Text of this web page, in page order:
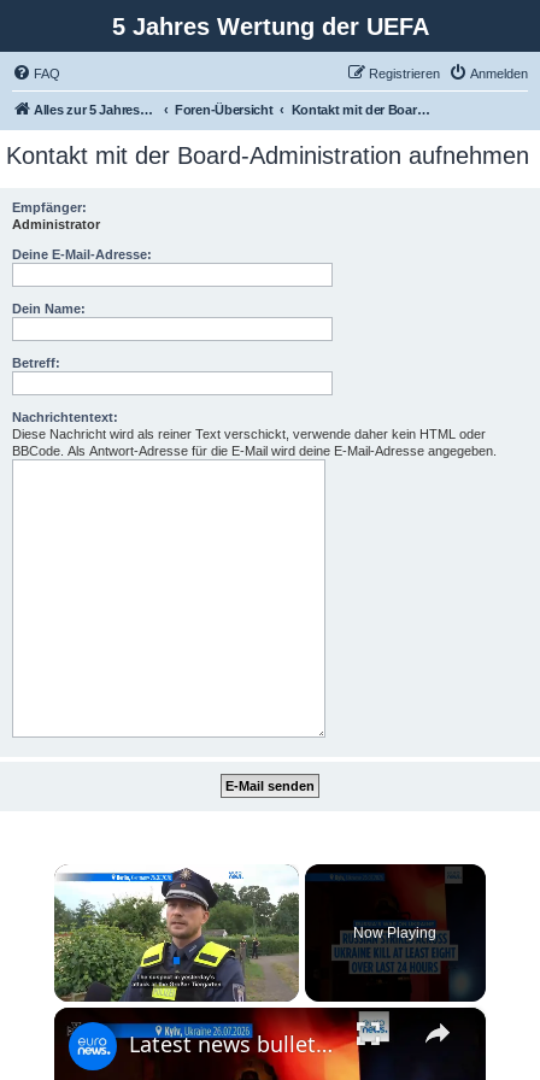
5 Jahres Wertung der UEFA
FAQ Anmelden
Registrieren
Alles zur 5 Jahreswertung / Tabelle der UEFA mit vielen Statistiken. Foren-Übersicht Kontakt mit der Board-Administration aufnehmen
Kontakt mit der Board-Administration aufnehmen
Empfänger:
Administrator
Deine E-Mail-Adresse:
Dein Name:
Betreff:
Nachrichtentext:
Diese Nachricht wird als reiner Text verschickt, verwende daher kein HTML oder
BBCode. Als Antwort-Adresse für die E-Mail wird deine E-Mail-Adresse angegeben.
×
Now Playing
×
Latest news bulletin | July 27th, 2026 – Morning